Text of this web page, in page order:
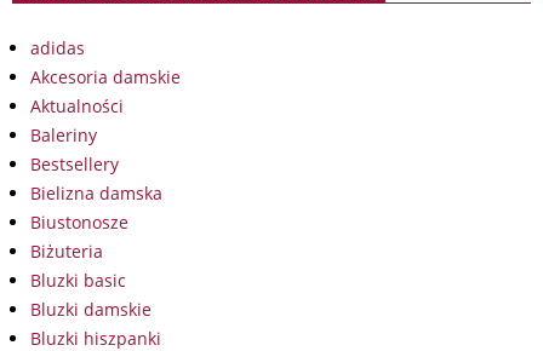
adidas
Akcesoria damskie
Aktualności
Baleriny
Bestsellery
Bielizna damska
Biustonosze
Biżuteria
Bluzki basic
Bluzki damskie
Bluzki hiszpanki